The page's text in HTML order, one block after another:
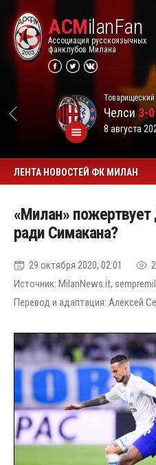
ACMilanFan
Ассоциация русскоязычных
фанклубов Милана
Товарищеский
Челси3-0
8 августа
ЛЕНТА НОВОСТЕЙ ФК МИЛАН
«Милан»
ради Симакана?
29 октября 2020, 02:01
Источник: MilanNews.it,
Перевод и адаптация: Алексей